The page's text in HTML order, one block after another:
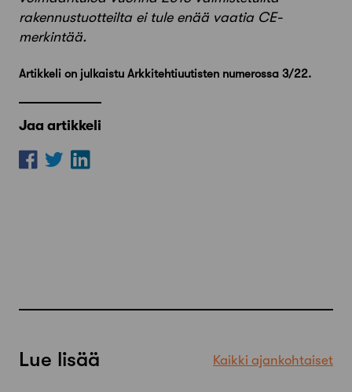
rakennustuotteilta ei tule enää vaatia CE-
merkintää.
Artikkeli on julkaistu Arkkitehtiuutisten numerossa 3/22.
Jaa artikkeli
Lue lisää Kaikki ajankohtaiset